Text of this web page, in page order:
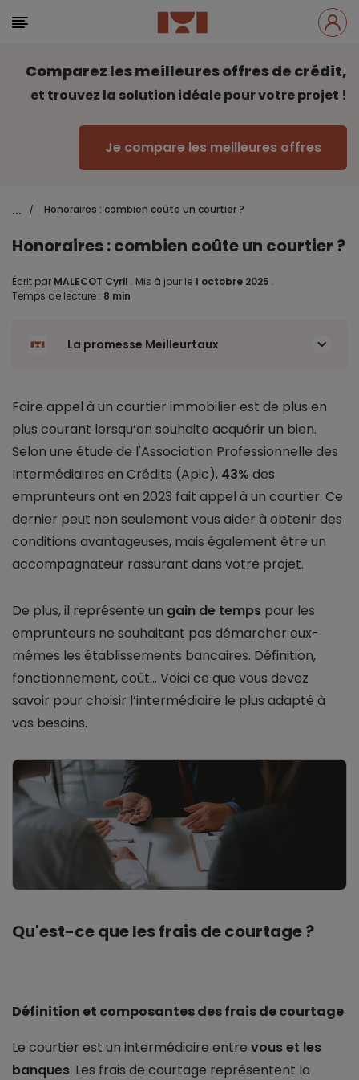
Comparez les meilleures offres de crédit,
et trouvez la solution idéale pour votre projet !
Je compare les meilleures offres
... / Honoraires : combien coûte un courtier ?
Honoraires : combien coûte un courtier ?
Écrit par MALECOT Cyril . Mis à jour le 1 octobre 2025 .
Temps de lecture : 8 min
La promesse Meilleurtaux
Faire appel à un courtier immobilier est de plus en
plus courant lorsqu’on souhaite acquérir un bien.
Selon une étude de l'Association Professionnelle des
Intermédiaires en Crédits (Apic), 43% des
emprunteurs ont en 2023 fait appel à un courtier. Ce
dernier peut non seulement vous aider à obtenir des
conditions avantageuses, mais également être un
accompagnateur rassurant dans votre projet.
De plus, il représente un gain de temps pour les
emprunteurs ne souhaitant pas démarcher eux-
mêmes les établissements bancaires. Définition,
fonctionnement, coût... Voici ce que vous devez
savoir pour choisir l’intermédiaire le plus adapté à
vos besoins.
Qu'est-ce que les frais de courtage ?
Définition et composantes des frais de courtage
Le courtier est un intermédiaire entre vous et les
banques. Les frais de courtage représentent la